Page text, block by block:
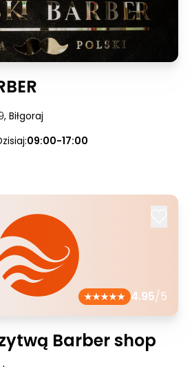
, Biłgoraj
09:00-17:00
4.95/5
Barber shop